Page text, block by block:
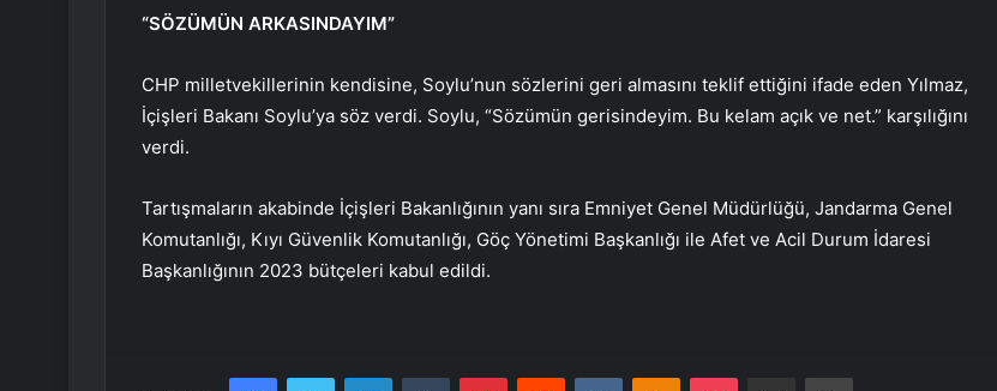
“SÖZÜMÜN ARKASINDAYIM”
CHP milletvekillerinin kendisine, Soylu’nun sözlerini geri almasını teklif ettiğini ifade eden Yılmaz,
İçişleri Bakanı Soylu’ya söz verdi. Soylu, “Sözümün gerisindeyim. Bu kelam açık ve net.” karşılığını
verdi.
Tartışmaların akabinde İçişleri Bakanlığının yanı sıra Emniyet Genel Müdürlüğü, Jandarma Genel
Komutanlığı, Kıyı Güvenlik Komutanlığı, Göç Yönetimi Başkanlığı ile Afet ve Acil Durum İdaresi
Başkanlığının 2023 bütçeleri kabul edildi.
FacebookTwitter LinkedInTumblr PinterestReddit VKontakteOdnoklassniki
Pocket E-Posta ile paylaş Yazdır